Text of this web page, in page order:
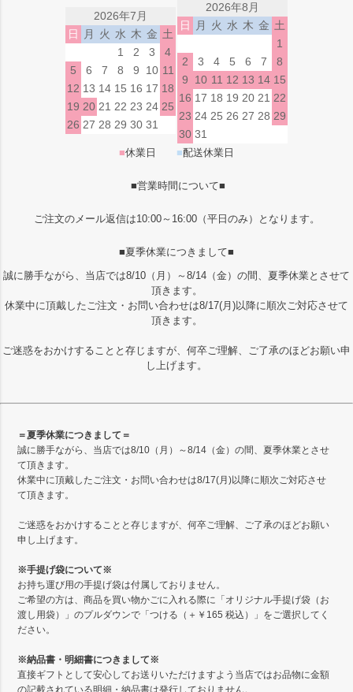
2026年7月
日
月 火 水 木 金 土
1
2 3
4
5
6 7 8 9 10 11
12 13 14 15 16 17 18
19 20 21 22 23 24 25
26 27 28 29 30 31
2026年8月
日
月 火 水 木 金 土
1
2
3 4 5 6 7
8
9
10 11 12 13 14 15
16 17 18 19 20 21 22
23 24 25 26 27 28 29
30 31
■休業日 ■配送休業日
■営業時間について■
ご注文のメール返信は10:00～16:00（平日のみ）となります。
■夏季休業につきまして■
誠に勝手ながら、当店では8/10（月）～8/14（金）の間、夏季休業とさせて
頂きます。
休業中に頂戴したご注文・お問い合わせは8/17(月)以降に順次ご対応させて
頂きます。
ご迷惑をおかけすることと存じますが、何卒ご理解、ご了承のほどお願い申
し上げます。
＝夏季休業につきまして＝
誠に勝手ながら、当店では8/10（月）～8/14（金）の間、夏季休業とさせ
て頂きます。
休業中に頂戴したご注文・お問い合わせは8/17(月)以降に順次ご対応させ
て頂きます。
ご迷惑をおかけすることと存じますが、何卒ご理解、ご了承のほどお願い
申し上げます。
※手提げ袋について※
お持ち運び用の手提げ袋は付属しておりません。
ご希望の方は、商品を買い物かごに入れる際に「オリジナル手提げ袋（お
渡し用袋）」のプルダウンで「つける（＋￥165 税込）」をご選択してく
ださい。
※納品書・明細書につきまして※
直接ギフトとして安心してお送りいただけますよう当店ではお品物に金額
の記載されている明細・納品書は発行しておりません。